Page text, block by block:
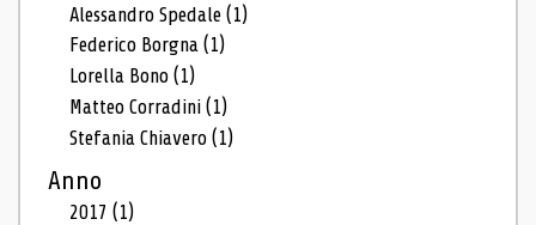
Alessandro Spedale(1)
Federico Borgna(1)
Lorella Bono(1)
Matteo Corradini(1)
Stefania Chiavero(1)
Anno
2017(1)